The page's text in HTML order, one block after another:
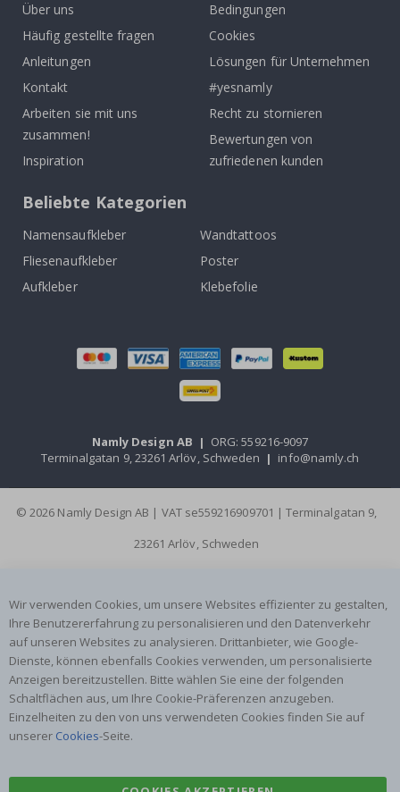
Über uns
Häufig gestellte fragen
Anleitungen
Kontakt
Arbeiten sie mit uns
zusammen!
Inspiration
Bedingungen
Cookies
Lösungen für Unternehmen
#yesnamly
Recht zu stornieren
Bewertungen von
zufriedenen kunden
Beliebte Kategorien
Namensaufkleber
Wandtattoos
Fliesenaufkleber
Poster
Aufkleber
Klebefolie
Namly Design AB | ORG: 559216-9097
Terminalgatan 9, 23261 Arlöv, Schweden | info@namly.ch
© 2026 Namly Design AB | VAT se559216909701 | Terminalgatan 9,
23261 Arlöv, Schweden
Wir verwenden Cookies, um unsere Websites effizienter zu gestalten,
Ihre Benutzererfahrung zu personalisieren und den Datenverkehr
auf unseren Websites zu analysieren. Drittanbieter, wie Google-
Dienste, können ebenfalls Cookies verwenden, um personalisierte
Anzeigen bereitzustellen. Bitte wählen Sie eine der folgenden
Schaltflächen aus, um Ihre Cookie-Präferenzen anzugeben.
Einzelheiten zu den von uns verwendeten Cookies finden Sie auf
unserer Cookies-Seite.